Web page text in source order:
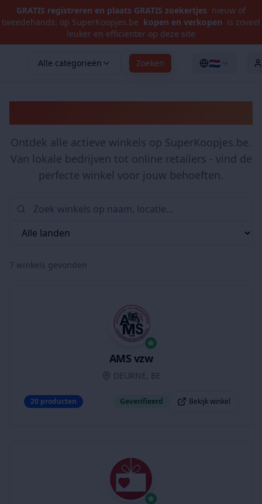
GRATIS registreren en plaats GRATIS zoekertjes nieuw of
tweedehands: op SuperKoopjes.be kopen en verkopen is zoveel
leuker en efficiënter op deze site
Alle categorieën Zoeken 🇳🇱
Ontdek alle actieve winkels op SuperKoopjes.be.
Van lokale bedrijven tot online retailers - vind de
perfecte winkel voor jouw behoeften.
7 winkels gevonden
AMS vzw
DEURNE, BE
20 producten Geverifieerd Bekijk winkel